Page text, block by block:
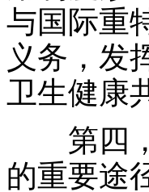
与国际重
义务，发
卫生健康
第四，
的重要途